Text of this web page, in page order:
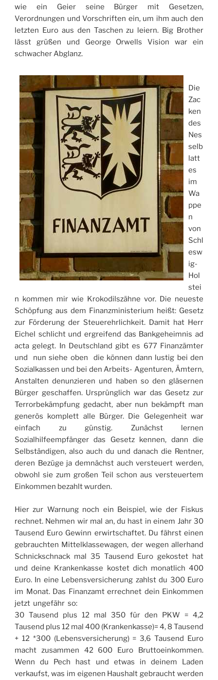
wie ein Geier seine Bürger mit Gesetzen,
Verordnungen und Vorschriften ein, um ihm auch den
letzten Euro aus den Taschen zu leiern. Big Brother
lässt grüßen und George Orwells Vision war ein
schwacher Abglanz.
Die
Zac
ken
des
Nes
selb
latt
es
im
Wa
ppe
n
von
Schl
esw
ig-
Hol
stei
n kommen mir wie Krokodilszähne vor. Die neueste
Schöpfung aus dem Finanzministerium heißt: Gesetz
zur Förderung der Steuerehrlichkeit. Damit hat Herr
Eichel schlicht und ergreifend das Bankgeheimnis ad
acta gelegt. In Deutschland gibt es 677 Finanzämter
und  nun siehe oben  die können dann lustig bei den
Sozialkassen und bei den Arbeits- Agenturen, Ämtern,
Anstalten denunzieren und haben so den gläsernen
Bürger geschaffen. Ursprünglich war das Gesetz zur
Terrorbekämpfung gedacht, aber nun bekämpft man
generös komplett alle Bürger. Die Gelegenheit war
einfach zu günstig. Zunächst lernen
Sozialhilfeempfänger das Gesetz kennen, dann die
Selbständigen, also auch du und danach die Rentner,
deren Bezüge ja demnächst auch versteuert werden,
obwohl sie zum großen Teil schon aus versteuertem
Einkommen bezahlt wurden.
Hier zur Warnung noch ein Beispiel, wie der Fiskus
rechnet. Nehmen wir mal an, du hast in einem Jahr 30
Tausend Euro Gewinn erwirtschaftet. Du fährst einen
gebrauchten Mittelklassewagen, der wegen allerhand
Schnickschnack mal 35 Tausend Euro gekostet hat
und deine Krankenkasse kostet dich monatlich 400
Euro. In eine Lebensversicherung zahlst du 300 Euro
im Monat. Das Finanzamt errechnet dein Einkommen
jetzt  ungefähr  so:
30 Tausend plus 12 mal 350 für den PKW = 4,2
Tausend plus 12 mal 400 (Krankenkasse)= 4, 8 Tausend
+ 12 *300 (Lebensversicherung) = 3,6 Tausend Euro
macht zusammen 42 600 Euro Bruttoeinkommen.
Wenn du Pech hast und etwas in deinem Laden
verkaufst, was im eigenen Haushalt gebraucht werden